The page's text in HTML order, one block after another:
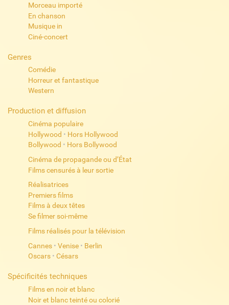
Morceau importé
En chanson
Musique in
Ciné-concert
Genres
Comédie
Horreur et fantastique
Western
Production et diffusion
Cinéma populaire
Hollywood • Hors Hollywood
Bollywood • Hors Bollywood
Cinéma de propagande ou d’État
Films censurés à leur sortie
Réalisatrices
Premiers films
Films à deux têtes
Se filmer soi-même
Films réalisés pour la télévision
Cannes • Venise • Berlin
Oscars • Césars
Spécificités techniques
Films en noir et blanc
Noir et blanc teinté ou colorié